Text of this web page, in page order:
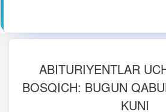
ABITURIYENTLAR
BOSQICH: BUGUN
KUNI